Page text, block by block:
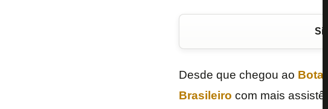
Desde que chegou ao
Brasileiro com mais